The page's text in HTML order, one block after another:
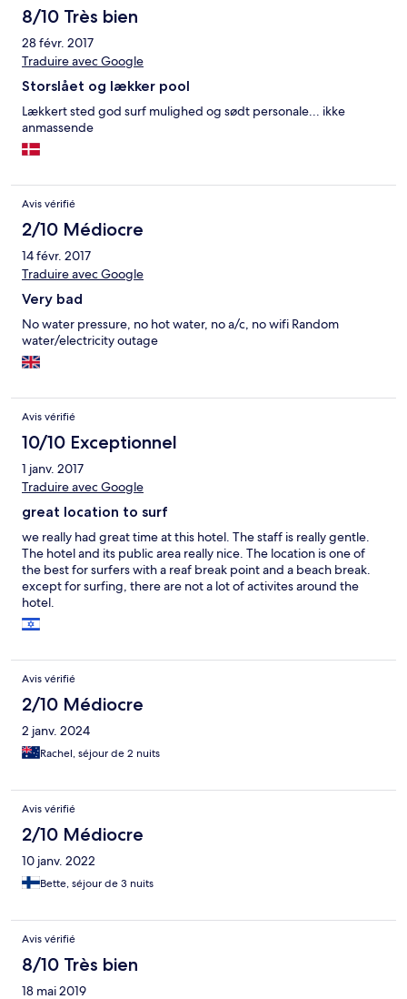
8/10 Très bien
28 févr. 2017
Traduire avec Google
Storslået og lækker pool
Lækkert sted god surf mulighed og sødt personale... ikke
anmassende
Avis vérifié
2/10 Médiocre
14 févr. 2017
Traduire avec Google
Very bad
No water pressure, no hot water, no a/c, no wifi Random
water/electricity outage
Avis vérifié
10/10 Exceptionnel
1 janv. 2017
Traduire avec Google
great location to surf
we really had great time at this hotel. The staff is really gentle.
The hotel and its public area really nice. The location is one of
the best for surfers with a reaf break point and a beach break.
except for surfing, there are not a lot of activites around the
hotel.
Avis vérifié
2/10 Médiocre
2 janv. 2024
Rachel, séjour de 2 nuits
Avis vérifié
2/10 Médiocre
10 janv. 2022
Bette, séjour de 3 nuits
Avis vérifié
8/10 Très bien
18 mai 2019